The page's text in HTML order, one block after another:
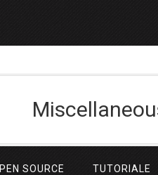
SOURCE TUTORIALE